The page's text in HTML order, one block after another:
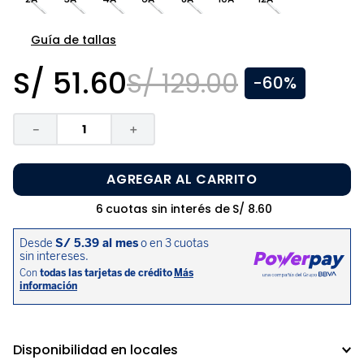
Guía de tallas
S/ 51.60S/ 129.00 -60%
＋
－
AGREGAR AL CARRITO
6 cuotas sin interés de S/ 8.60
Disponibilidad en locales
zapatos niña
disney
sandalias niño